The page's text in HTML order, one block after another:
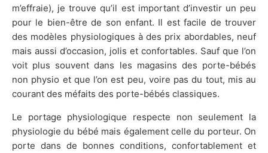
m’effraie), je trouve qu’il est important d’investir un peu
pour le bien-être de son enfant. Il est facile de trouver
des modèles physiologiques à des prix abordables, neuf
mais aussi d’occasion, jolis et confortables. Sauf que l’on
voit plus souvent dans les magasins des porte-bébés
non physio et que l’on est peu, voire pas du tout, mis au
courant des méfaits des porte-bébés classiques.
Le portage physiologique respecte non seulement la
physiologie du bébé mais également celle du porteur. On
porte dans de bonnes conditions, confortablement et